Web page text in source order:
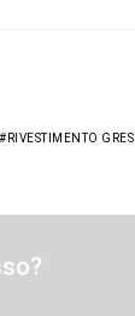
RIVESTIMENTO GRES